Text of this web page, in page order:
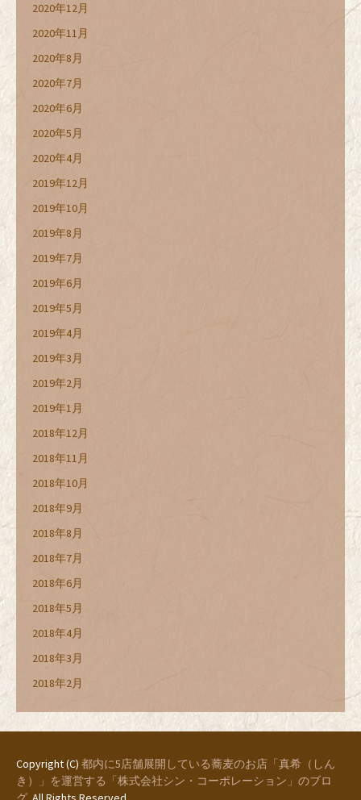
2020年12月
2020年11月
2020年8月
2020年7月
2020年6月
2020年5月
2020年4月
2019年12月
2019年10月
2019年8月
2019年7月
2019年6月
2019年5月
2019年4月
2019年3月
2019年2月
2019年1月
2018年12月
2018年11月
2018年10月
2018年9月
2018年8月
2018年7月
2018年6月
2018年5月
2018年4月
2018年3月
2018年2月
Copyright (C) 都内に5店舗展開している蕎麦のお店「真希（しん
き）」を運営する「株式会社シン・コーポレーション」のブロ